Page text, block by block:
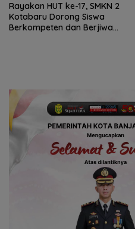
Rayakan HUT ke-17, SMKN 2
Kotabaru Dorong Siswa
Berkompeten dan Berjiwa